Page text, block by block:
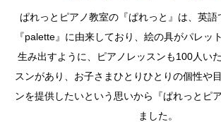
ぱれっとピアノ教室の『ぱれっと』は、英語
『palette』に由来しており、絵の具がパレッ
生み出すように、ピアノレッスンも100人い
スンがあり、お子さまひとりひとりの個性や
ンを提供したいという思いから『ぱれっとピ
ました。